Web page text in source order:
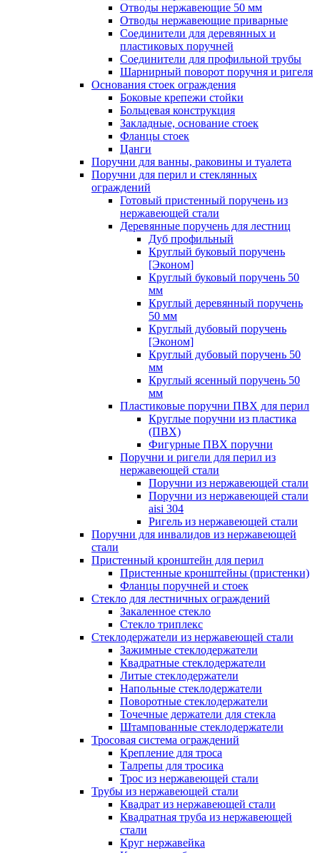
Отводы нержавеющие 50 мм
Отводы нержавеющие приварные
Соединители для деревянных и
пластиковых поручней
Соединители для профильной трубы
Шарнирный поворот поручня и ригеля
Основания стоек ограждения
Боковые крепежи стойки
Больцевая конструкция
Закладные, основание стоек
Фланцы стоек
Цанги
Поручни для ванны, раковины и туалета
Поручни для перил и стеклянных
ограждений
Готовый пристенный поручень из
нержавеющей стали
Деревянные поручень для лестниц
Дуб профильный
Круглый буковый поручень
[Эконом]
Круглый буковый поручень 50
мм
Круглый деревянный поручень
50 мм
Круглый дубовый поручень
[Эконом]
Круглый дубовый поручень 50
мм
Круглый ясенный поручень 50
мм
Пластиковые поручни ПВХ для перил
Круглые поручни из пластика
(ПВХ)
Фигурные ПВХ поручни
Поручни и ригели для перил из
нержавеющей стали
Поручни из нержавеющей стали
Поручни из нержавеющей стали
aisi 304
Ригель из нержавеющей стали
Поручни для инвалидов из нержавеющей
стали
Пристенный кронштейн для перил
Пристенные кронштейны (пристенки)
Фланцы поручней и стоек
Стекло для лестничных ограждений
Закаленное стекло
Стекло триплекс
Стеклодержатели из нержавеющей стали
Зажимные стеклодержатели
Квадратные стеклодержатели
Литые стеклодержатели
Напольные стеклодержатели
Поворотные стеклодержатели
Точечные держатели для стекла
Штампованные стеклодержатели
Тросовая система ограждений
Крепление для троса
Талрепы для тросика
Трос из нержавеющей стали
Трубы из нержавеющей стали
Квадрат из нержавеющей стали
Квадратная труба из нержавеющей
стали
Круг нержавейка